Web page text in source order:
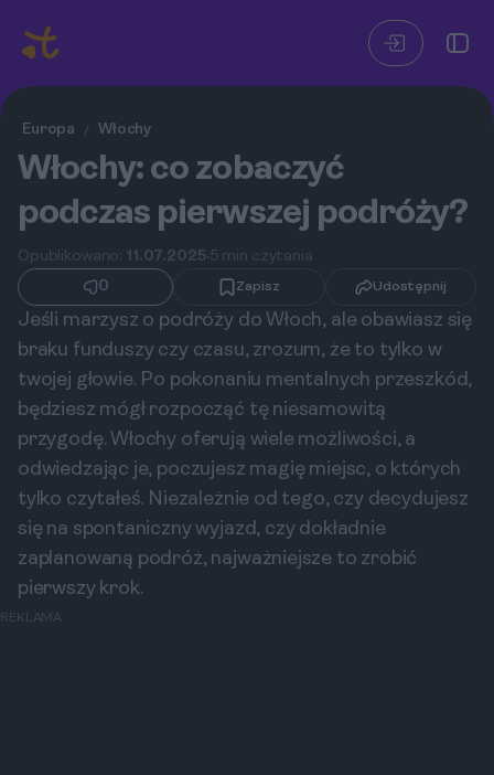
Europa / Włochy
Włochy: co zobaczyć
podczas pierwszej podróży?
Opublikowano: 11.07.2025 5 min czytania
0
Zapisz Udostępnij
Jeśli marzysz o podróży do Włoch, ale obawiasz się
braku funduszy czy czasu, zrozum, że to tylko w
twojej głowie. Po pokonaniu mentalnych przeszkód,
będziesz mógł rozpocząć tę niesamowitą
przygodę. Włochy oferują wiele możliwości, a
odwiedzając je, poczujesz magię miejsc, o których
tylko czytałeś. Niezależnie od tego, czy decydujesz
się na spontaniczny wyjazd, czy dokładnie
zaplanowaną podróż, najważniejsze to zrobić
pierwszy krok.
REKLAMA